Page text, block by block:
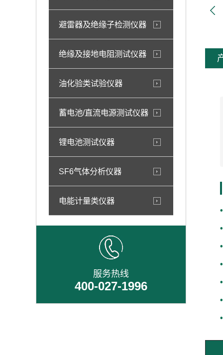
避雷器及绝缘子检测仪器
绝缘及接地电阻测试仪器
油化验类试验仪器
蓄电池/直流电源测试仪器
锂电池测试仪器
SF6气体分析仪器
电能计量类仪器
服务热线
400-027-1996
•
•
•
•
•
•
•